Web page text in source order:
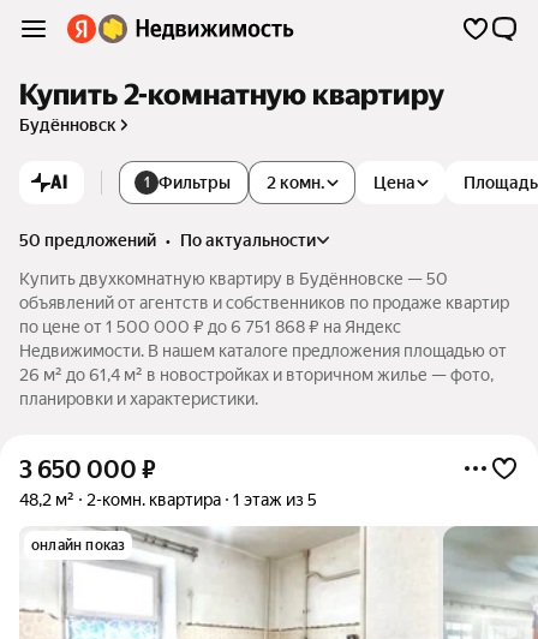
Купить 2-комнатную квартиру
Будённовск
AI 1 Фильтры 2 комн. Цена Площадь
50 предложений •
по актуальности
Купить двухкомнатную квартиру в Будённовске — 50
объявлений от агентств и собственников по продаже квартир
по цене от 1 500 000 ₽ до 6 751 868 ₽ на Яндекс
Недвижимости. В нашем каталоге предложения площадью от
26 м² до 61,4 м² в новостройках и вторичном жилье — фото,
планировки и характеристики.
3 650 000 ₽
48,2 м² 2-комн. квартира 1 этаж из 5
онлайн показ